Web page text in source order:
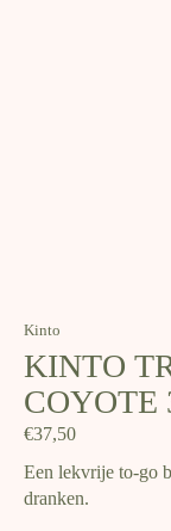
Kinto
KINTO
COYOTE
€37,50
Een lekvrije to-go
dranken.